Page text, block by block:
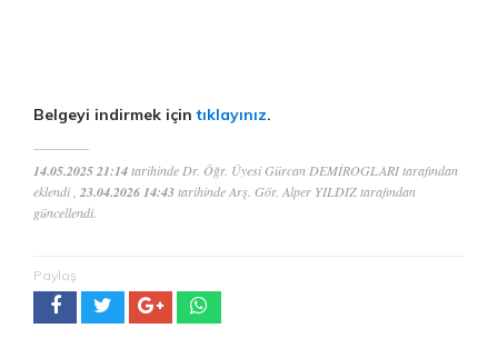
Belgeyi indirmek içintıklayınız.
14.05.2025 21:14tarihinde Dr. Öğr. Üyesi Gürcan DEMİROGLARI tarafından
eklendi , 23.04.2026 14:43tarihinde Arş. Gör. Alper YILDIZ tarafından
güncellendi.
Paylaş